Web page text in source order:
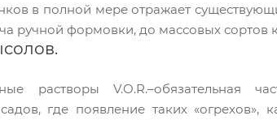
в полной мере отражает
ручной формовки, до массовых
растворы V.O.R.–обязательная
где появление таких «огрехов»,